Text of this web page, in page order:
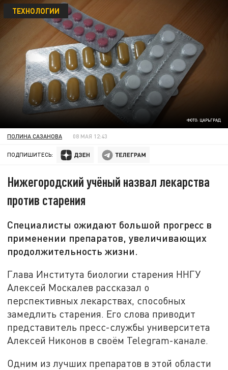
ФОТО: ЦАРЬГРАД
ТЕХНОЛОГИИ
ПОЛИНА САЗАНОВА 08 МАЯ 12:43
ПОДПИШИТЕСЬ:
Нижегородский учёный назвал лекарства
против старения
Специалисты ожидают большой прогресс в
применении препаратов, увеличивающих
продолжительность жизни.
Глава Института биологии старения ННГУ
Алексей Москалев рассказал о
перспективных лекарствах, способных
замедлить старения. Его слова приводит
представитель пресс-службы университета
Алексей Никонов в своём Telegram-канале.
Одним из лучших препаратов в этой области